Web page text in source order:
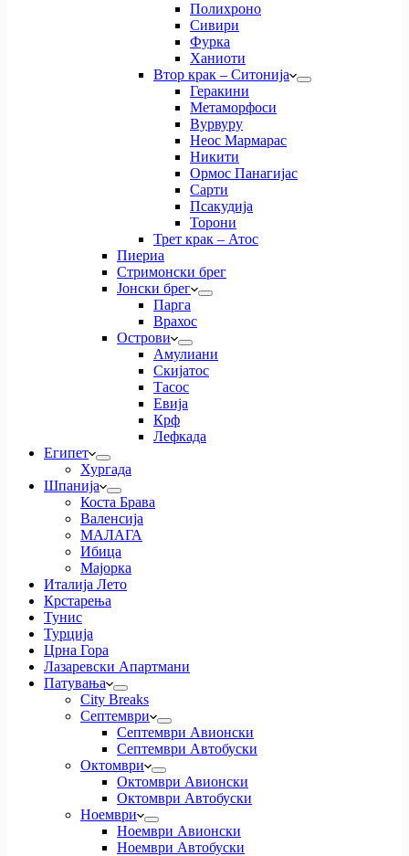
Полихроно
Сивири
Фурка
Ханиоти
Втор крак – Ситонија
Геракини
Метаморфоси
Вурвуру
Неос Мармарас
Никити
Ормос Панагијас
Сарти
Псакудија
Торони
Трет крак – Атос
Пиериа
Стримонски брег
Јонски брег
Парга
Врахос
Острови
Амулиани
Скијатос
Тасос
Евија
Крф
Лефкада
Египет
Хургада
Шпанија
Коста Брава
Валенсија
МАЛАГА
Ибица
Мајорка
Италија Лето
Крстарења
Тунис
Турција
Црна Гора
Лазаревски Апартмани
Патувања
City Breaks
Септември
Септември Авионски
Септември Автобуски
Октомври
Октомври Авионски
Октомври Автобуски
Ноември
Ноември Авионски
Ноември Автобуски